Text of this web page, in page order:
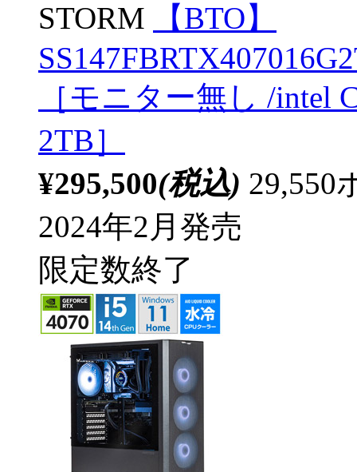
STORM
【BTO】
［モニター無し /intel
2TB］
¥295,500(税込) 29,550
2024年2月発売
限定数終了